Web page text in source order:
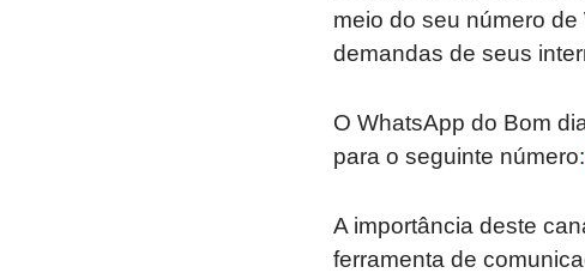
meio do seu número
demandas de seus
O WhatsApp do Bom
para o seguinte número:
A importância deste
ferramenta de